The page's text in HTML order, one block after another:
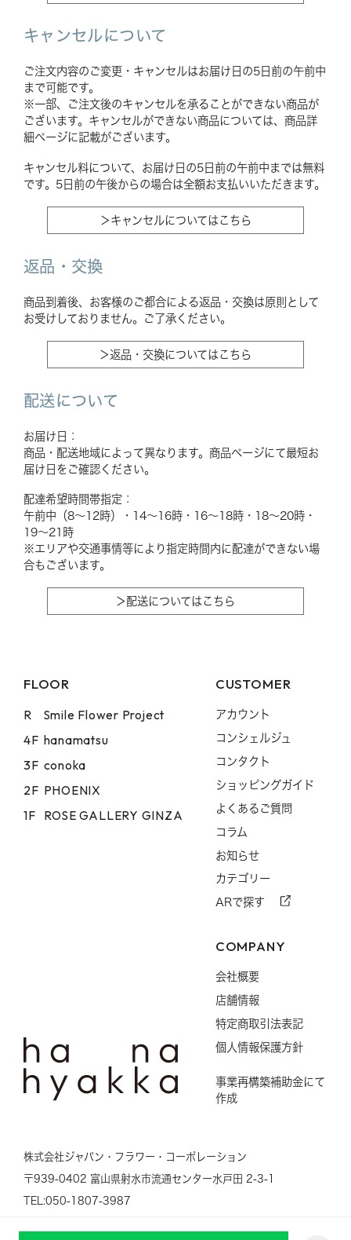
キャンセルについて
ご注文内容のご変更・キャンセルはお届け日の5日前の午前中
まで可能です。
※一部、ご注文後のキャンセルを承ることができない商品が
ございます。キャンセルができない商品については、商品詳
細ページに記載がございます。
キャンセル料について、お届け日の5日前の午前中までは無料
です。5日前の午後からの場合は全額お支払いいただきます。
＞キャンセルについてはこちら
返品・交換
商品到着後、お客様のご都合による返品・交換は原則として
お受けしておりません。ご了承ください。
＞返品・交換についてはこちら
配送について
お届け日：
商品・配送地域によって異なります。商品ページにて最短お
届け日をご確認ください。
配達希望時間帯指定：
午前中（8〜12時）・14〜16時・16〜18時・18〜20時・
19〜21時
※エリアや交通事情等により指定時間内に配達ができない場
合もございます。
＞配送についてはこちら
FLOOR
R
Smile Flower Project
4F hanamatsu
3F conoka
2F PHOENIX
1F ROSE GALLERY GINZA
CUSTOMER
アカウント
コンシェルジュ
コンタクト
ショッピングガイド
よくあるご質問
コラム
お知らせ
カテゴリー
ARで探す
COMPANY
会社概要
店舗情報
特定商取引法表記
個人情報保護方針
事業再構築補助金にて
作成
株式会社ジャパン・フラワー・コーポレーション
〒939-0402 富山県射水市流通センター水戸田 2-3-1
TEL:050-1807-3987